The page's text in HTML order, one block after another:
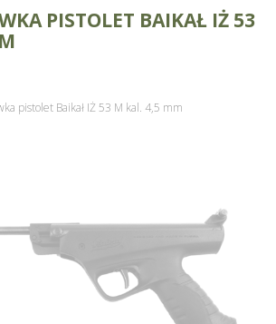
PISTOLET BAIKAŁ IŻ 53
pistolet Baikał IŻ 53 M kal. 4,5 mm